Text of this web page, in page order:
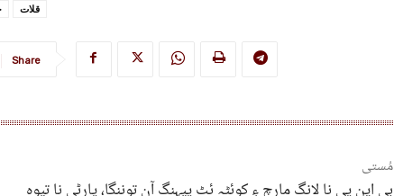
قلات
Share
مُستی
بی این پی نا لانگ مارچ ءِ کوئٹہ ئٹ پیہنگ آن توننگا، پارٹی نا تیوہ